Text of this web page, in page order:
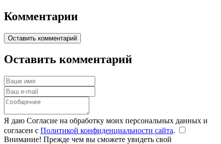
Комментарии
Оставить комментарий
Оставить комментарий
Я даю Согласие на обработку моих персональных данных и
согласен с Политикой конфиденциальности сайта.
Внимание! Прежде чем вы сможете увидеть свой